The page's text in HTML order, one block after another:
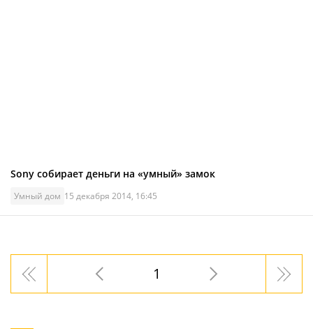
Sony собирает деньги на «умный» замок
Умный дом 15 декабря 2014, 16:45
1